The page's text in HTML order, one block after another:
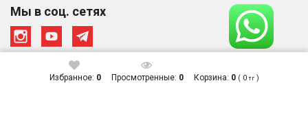
Избранное: 0 Просмотренные: 0 Корзина: 0 ( 0тг)
Мы в соц. сетях